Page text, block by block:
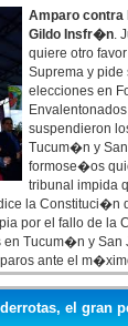
de Kirchner.
Amparo
Gildo Insfr�n.
quiere otro
Suprema y pide
elecciones en
suspendieron
Tucum�n y
formose�os
tribunal impida
la Constituci�n
por el fallo de la
Tucum�n y San
ante el
Formosa, donde
buscar� su
el gran